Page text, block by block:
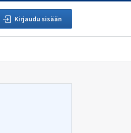
Kirjaudu sisään